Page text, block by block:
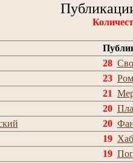
28
23
21
20
20
19
19